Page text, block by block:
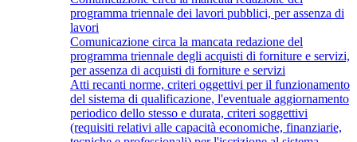
programma triennale dei lavori pubblici, per assenza di
lavori
Comunicazione circa la mancata redazione del
programma triennale degli acquisti di forniture e servizi,
per assenza di acquisti di forniture e servizi
Atti recanti norme, criteri oggettivi per il funzionamento
del sistema di qualificazione, l'eventuale aggiornamento
periodico dello stesso e durata, criteri soggettivi
(requisiti relativi alle capacità economiche, finanziarie,